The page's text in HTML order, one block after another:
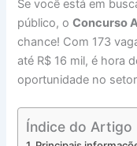
Se você está em
público, oConcurso
chance! Com 173
até R$ 16 mil, é hora
oportunidade no
Índice do Artigo